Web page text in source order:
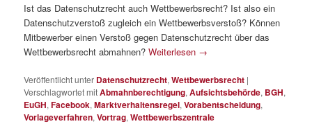
Ist das Datenschutzrecht auch Wettbewerbsrecht? Ist also ein
Datenschutzverstoß zugleich ein Wettbewerbsverstoß? Können
Mitbewerber einen Verstoß gegen Datenschutzrecht über das
Wettbewerbsrecht abmahnen?Weiterlesen →
Veröffentlicht unter Datenschutzrecht,Wettbewerbsrecht |
Verschlagwortet mitAbmahnberechtigung,Aufsichtsbehörde, BGH,
EuGH,Facebook,Marktverhaltensregel,Vorabentscheidung,
Vorlageverfahren,Vortrag,Wettbewerbszentrale